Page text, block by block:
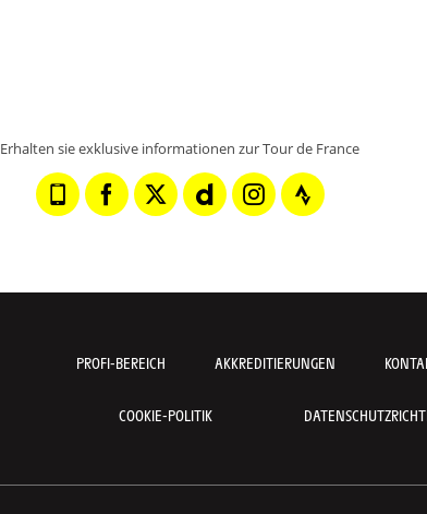
Erhalten sie exklusive informationen zur Tour de France
PROFI-BEREICH AKKREDITIERUNGEN
COOKIE-POLITIK